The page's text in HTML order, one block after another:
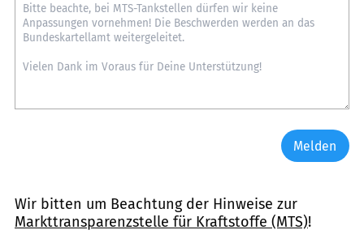
Melden
Wir bitten um Beachtung der Hinweise zur
Markttransparenzstelle für Kraftstoffe (MTS)!